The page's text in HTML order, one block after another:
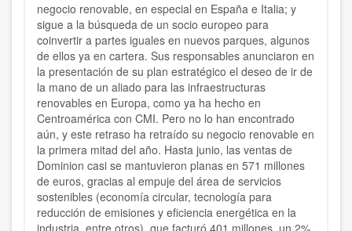
negocio renovable, en especial en España e Italia; y
sigue a la búsqueda de un socio europeo para
coinvertir a partes iguales en nuevos parques, algunos
de ellos ya en cartera. Sus responsables anunciaron en
la presentación de su plan estratégico el deseo de ir de
la mano de un aliado para las infraestructuras
renovables en Europa, como ya ha hecho en
Centroamérica con CMI. Pero no lo han encontrado
aún, y este retraso ha retraído su negocio renovable en
la primera mitad del año. Hasta junio, las ventas de
Dominion casi se mantuvieron planas en 571 millones
de euros, gracias al empuje del área de servicios
sostenibles (economía circular, tecnología para
reducción de emisiones y eficiencia energética en la